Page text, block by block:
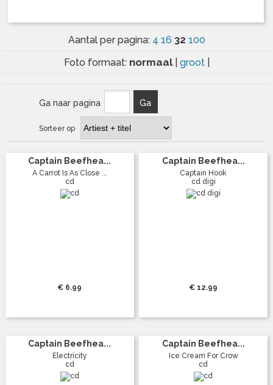
Aantal per pagina: 4 16 32 100
Foto formaat: normaal groot
Ga naar pagina Ga
Sorteer op
Captain Beefhea...
A Carrot Is As Close ...
cd
€ 6.99
Captain Beefhea...
Captain Hook
cd digi
€ 12.99
Captain Beefhea...
Electricity
cd
Captain Beefhea...
Ice Cream For Crow
cd